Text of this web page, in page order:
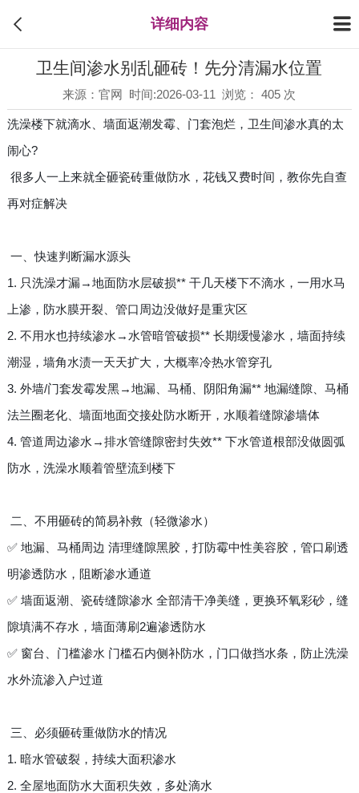
详细内容
卫生间渗水别乱砸砖！先分清漏水位置
来源：官网 时间:2026-03-11 浏览： 405 次
洗澡楼下就滴水、墙面返潮发霉、门套泡烂，卫生间渗水真的太
闹心?
很多人一上来就全砸瓷砖重做防水，花钱又费时间，教你先自查
再对症解决
一、快速判断漏水源头
1. 只洗澡才漏→地面防水层破损** 干几天楼下不滴水，一用水马
上渗，防水膜开裂、管口周边没做好是重灾区
2. 不用水也持续渗水→水管暗管破损** 长期缓慢渗水，墙面持续
潮湿，墙角水渍一天天扩大，大概率冷热水管穿孔
3. 外墙/门套发霉发黑→地漏、马桶、阴阳角漏** 地漏缝隙、马桶
法兰圈老化、墙面地面交接处防水断开，水顺着缝隙渗墙体
4. 管道周边渗水→排水管缝隙密封失效** 下水管道根部没做圆弧
防水，洗澡水顺着管壁流到楼下
二、不用砸砖的简易补救（轻微渗水）
✅ 地漏、马桶周边 清理缝隙黑胶，打防霉中性美容胶，管口刷透
明渗透防水，阻断渗水通道
✅ 墙面返潮、瓷砖缝隙渗水 全部清干净美缝，更换环氧彩砂，缝
隙填满不存水，墙面薄刷2遍渗透防水
✅ 窗台、门槛渗水 门槛石内侧补防水，门口做挡水条，防止洗澡
水外流渗入户过道
三、必须砸砖重做防水的情况
1. 暗水管破裂，持续大面积渗水
2. 全屋地面防水大面积失效，多处滴水